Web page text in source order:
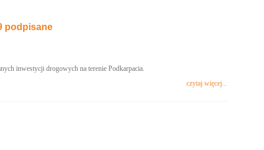
podpisane
inwestycji drogowych na terenie Podkarpacia.
czytaj więcej...